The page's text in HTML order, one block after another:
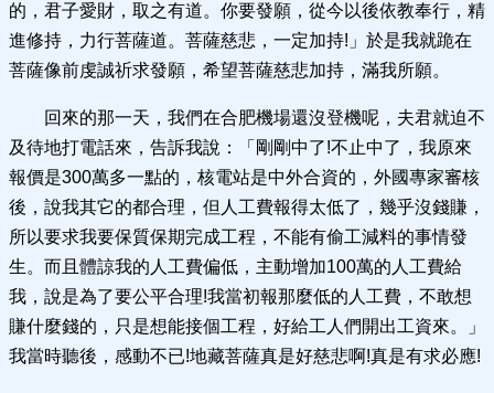
的，君子愛財，取之有道。你要發願，從今以後依教奉行，精
進修持，力行菩薩道。菩薩慈悲，一定加持!」於是我就跪在
菩薩像前虔誠祈求發願，希望菩薩慈悲加持，滿我所願。
回來的那一天，我們在合肥機場還沒登機呢，夫君就迫不
及待地打電話來，告訴我說：「剛剛中了!不止中了，我原來
報價是300萬多一點的，核電站是中外合資的，外國專家審核
後，說我其它的都合理，但人工費報得太低了，幾乎沒錢賺，
所以要求我要保質保期完成工程，不能有偷工減料的事情發
生。而且體諒我的人工費偏低，主動增加100萬的人工費給
我，說是為了要公平合理!我當初報那麼低的人工費，不敢想
賺什麼錢的，只是想能接個工程，好給工人們開出工資來。」
我當時聽後，感動不已!地藏菩薩真是好慈悲啊!真是有求必應!